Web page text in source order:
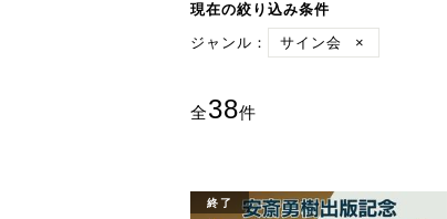
現在の絞り込み条件
ジャンル：
サイン会 ×
全38件
終了